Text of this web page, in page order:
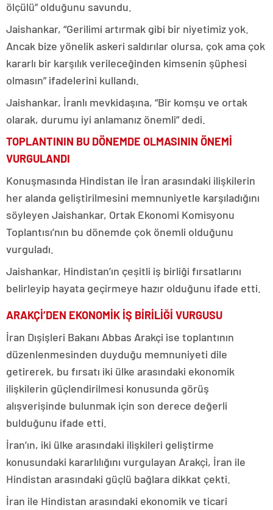
ölçülü” olduğunu savundu.
Jaishankar, “Gerilimi artırmak gibi bir niyetimiz yok.
Ancak bize yönelik askeri saldırılar olursa, çok ama çok
kararlı bir karşılık verileceğinden kimsenin şüphesi
olmasın” ifadelerini kullandı.
Jaishankar, İranlı mevkidaşına, “Bir komşu ve ortak
olarak, durumu iyi anlamanız önemli” dedi.
TOPLANTININ BU DÖNEMDE OLMASININ ÖNEMİ
VURGULANDI
Konuşmasında Hindistan ile İran arasındaki ilişkilerin
her alanda geliştirilmesini memnuniyetle karşıladığını
söyleyen Jaishankar, Ortak Ekonomi Komisyonu
Toplantısı’nın bu dönemde çok önemli olduğunu
vurguladı.
Jaishankar, Hindistan’ın çeşitli iş birliği fırsatlarını
belirleyip hayata geçirmeye hazır olduğunu ifade etti.
ARAKÇİ’DEN EKONOMİK İŞ BİRİLİĞİ VURGUSU
İran Dışişleri Bakanı Abbas Arakçi ise toplantının
düzenlenmesinden duyduğu memnuniyeti dile
getirerek, bu fırsatı iki ülke arasındaki ekonomik
ilişkilerin güçlendirilmesi konusunda görüş
alışverişinde bulunmak için son derece değerli
bulduğunu ifade etti.
İran’ın, iki ülke arasındaki ilişkileri geliştirme
konusundaki kararlılığını vurgulayan Arakçi, İran ile
Hindistan arasındaki güçlü bağlara dikkat çekti.
İran ile Hindistan arasındaki ekonomik ve ticari